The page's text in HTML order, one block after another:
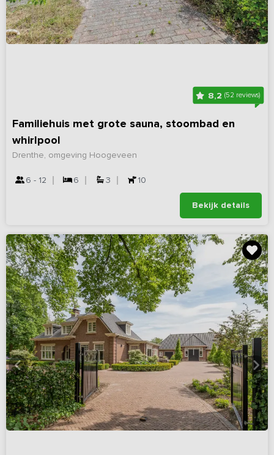
8,2 (52 reviews)
Familiehuis met grote sauna, stoombad en
whirlpool
Drenthe, omgeving Hoogeveen
6 - 12 6 3 10
Bekijk details